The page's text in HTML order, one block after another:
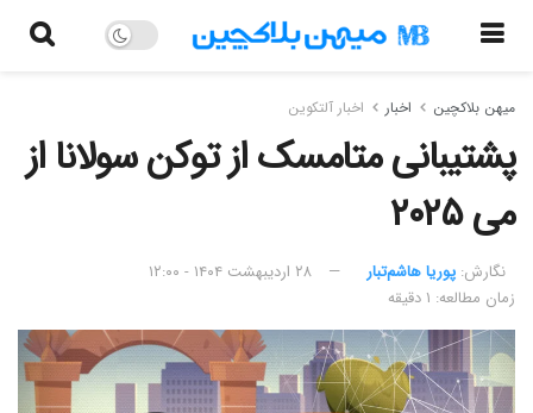
میهن بلاکچین اخبار اخبار آلتکوین
پشتیبانی متامسک از توکن سولانا از
می ۲۰۲۵
نگارش:‌ پوریا هاشم‌تبار
۲۸ اردیبهشت ۱۴۰۴ - ۱۲:۰۰
زمان مطالعه: ۱ دقیقه